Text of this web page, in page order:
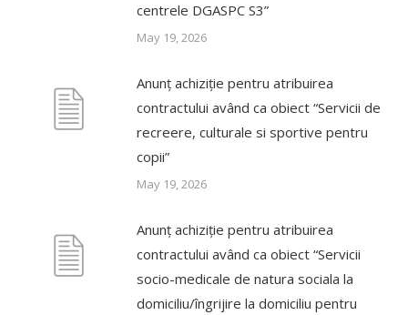
centrele DGASPC S3”
May 19, 2026
Anunț achiziție pentru atribuirea
contractului având ca obiect “Servicii de
recreere, culturale si sportive pentru
copii”
May 19, 2026
Anunț achiziție pentru atribuirea
contractului având ca obiect “Servicii
socio-medicale de natura sociala la
domiciliu/îngrijire la domiciliu pentru